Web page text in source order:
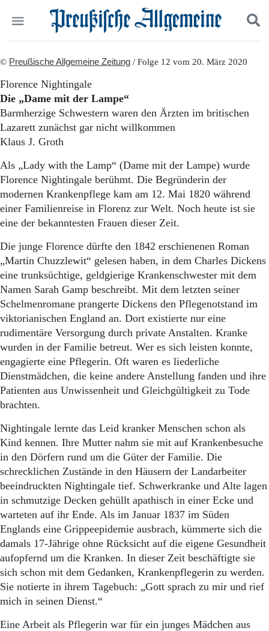
Start
Wer wir sind
Aktuelle Ausgabe
Abonnenten-Login
Abonnent werden
Abo Prämien
Archiv
Mediadaten
Politik
Panorama
Gesellschaft
Leben
Pommern
Berlin-Brandenburg
Schlesien
Danzig und Westpreußen
Bücher
Kontakt
Impressum
Datenschutz
Suchen und finden
© Preußische Allgemeine Zeitung / Folge 12 vom 20. März 2020
Florence Nightingale
Die „Dame mit der Lampe“
Barmherzige Schwestern waren den Ärzten im britischen
Lazarett zunächst gar nicht willkommen
Klaus J. Groth
Als „Lady with the Lamp“ (Dame mit der Lampe) wurde
Florence Nightingale berühmt. Die Begründerin der
modernen Krankenpflege kam am 12. Mai 1820 während
einer Familienreise in Florenz zur Welt. Noch heute ist sie
eine der bekanntesten Frauen dieser Zeit.
Die junge Florence dürfte den 1842 erschienenen Roman
„Martin Chuzzlewit“ gelesen haben, in dem Charles Dickens
eine trunksüchtige, geldgierige Krankenschwester mit dem
Namen Sarah Gamp beschreibt. Mit dem letzten seiner
Schelmenromane prangerte Dickens den Pflegenotstand im
viktorianischen England an. Dort existierte nur eine
rudimentäre Versorgung durch private Anstalten. Kranke
wurden in der Familie betreut. Wer es sich leisten konnte,
engagierte eine Pflegerin. Oft waren es liederliche
Dienstmädchen, die keine andere Anstellung fanden und ihre
Patienten aus Unwissenheit und Gleichgültigkeit zu Tode
brachten.
Nightingale lernte das Leid kranker Menschen schon als
Kind kennen. Ihre Mutter nahm sie mit auf Krankenbesuche
in den Dörfern rund um die Güter der Familie. Die
schrecklichen Zustände in den Häusern der Landarbeiter
beeindruckten Nightingale tief. Schwerkranke und Alte lagen
in schmutzige Decken gehüllt apathisch in einer Ecke und
warteten auf ihr Ende. Als im Januar 1837 im Süden
Englands eine Grippeepidemie ausbrach, kümmerte sich die
damals 17-Jährige ohne Rücksicht auf die eigene Gesundheit
aufopfernd um die Kranken. In dieser Zeit beschäftigte sie
sich schon mit dem Gedanken, Krankenpflegerin zu werden.
Sie notierte in ihrem Tagebuch: „Gott sprach zu mir und rief
mich in seinen Dienst.“
Eine Arbeit als Pflegerin war für ein junges Mädchen aus